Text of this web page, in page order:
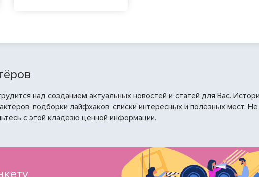
над созданием актуальных новостей и статей для Вас.
подборки лайфхаков, списки интересных и полезных мест. Не
с этой кладезю ценной информации.